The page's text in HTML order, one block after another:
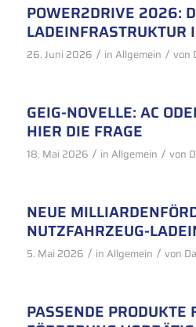
POWER2DRIVE 2026:
LADEINFRASTRUKTUR
26. Juni 2026 / inAllgemein / von
GEIG-NOVELLE: AC
HIER DIE FRAGE
18. Mai 2026 / inAllgemein / von
NEUE
NUTZFAHRZEUG-
5. Mai 2026 / inAllgemein / von
PASSENDE PRODUKTE